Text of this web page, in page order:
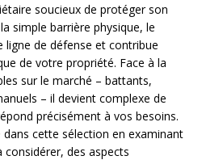
soucieux de protéger son
simple barrière physique, le
de défense et contribue
de votre propriété. Face à la
sur le marché – battants,
– il devient complexe de
précisément à vos besoins.
cette sélection en examinant
des aspects